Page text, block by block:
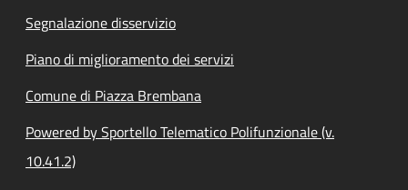
Segnalazione disservizio
Piano di miglioramento dei servizi
Comune di Piazza Brembana
Powered by Sportello Telematico Polifunzionale (v.
10.41.2)